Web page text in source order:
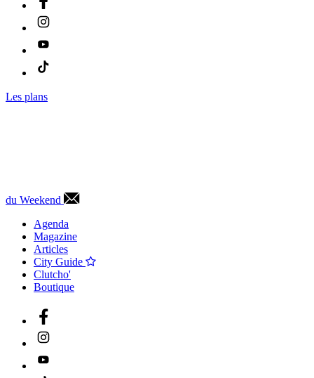
Les plans
du Weekend
Agenda
Magazine
Articles
City Guide
Clutcho'
Boutique